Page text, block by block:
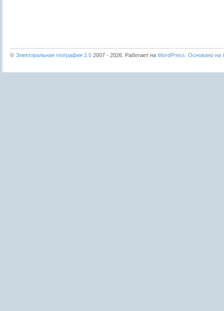
© Электоральная география 2.0 2007 - 2026. Работает на WordPress Основано на